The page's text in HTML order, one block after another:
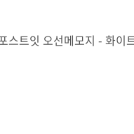
트잇 오선메모지 - 화이